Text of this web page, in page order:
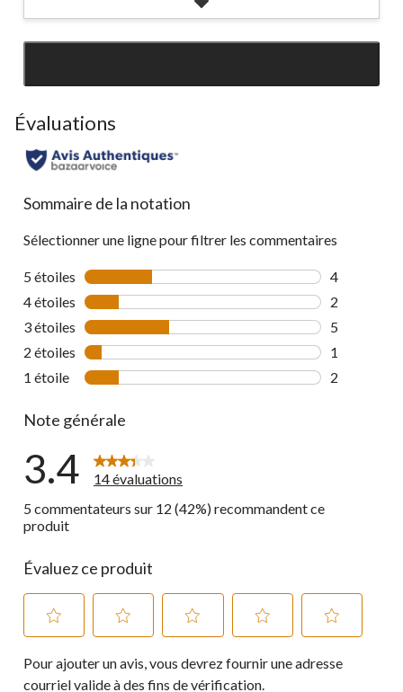
Évaluations
Sommaire de la notation
Sélectionner une ligne pour filtrer les commentaires
5 étoiles étoiles
4
4 étoiles étoiles
2
3 étoiles étoiles
5
2 étoiles étoiles
1
1 étoile étoiles
2
Note générale
3.4
14 évaluations
5 commentateurs sur 12 (42%) recommandent ce
produit
Évaluez ce produit
pour
évaluer
pour
évaluer
pour
évaluer
pour
évaluer
pour
Pour ajouter un avis, vous devrez fournir une adresse
courriel valide à des fins de vérification.